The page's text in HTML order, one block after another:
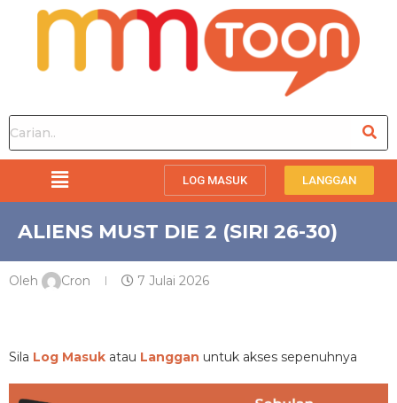
LOG MASUK LANGGAN
ALIENS MUST DIE 2 (SIRI 26-30)
Oleh Cron 7 Julai 2026
Sila Log Masuk atau Langgan untuk akses sepenuhnya